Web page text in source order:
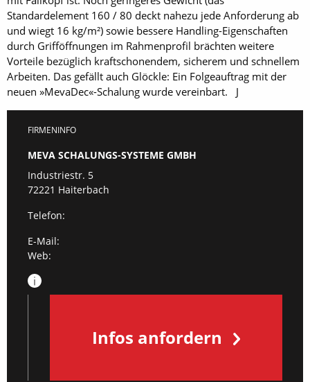
Standardelement 160 / 80 deckt nahezu jede Anforderung ab
und wiegt 16 ­kg­/­m²) sowie bessere Handling-Eigenschaften
durch Grifföffnungen im Rahmenprofil brächten ­weitere
Vorteile bezüglich kraftschonendem, sicherem und schnellem
Arbeiten. Das gefällt auch Glöckle: Ein Folgeauftrag mit der
neuen »MevaDec«-Schalung wurde vereinbart. J
FIRMENINFO
MEVA SCHALUNGS-SYSTEME GMBH
Industriestr. 5
72221 Haiterbach
Telefon:
E-Mail:
Web:
Infos anfordern